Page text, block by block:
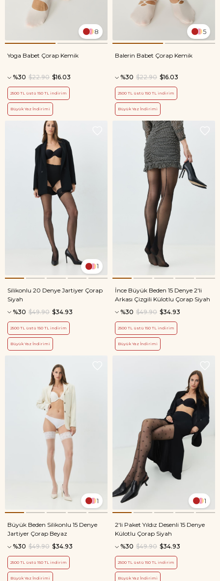
8
Yoga Babet Çorap Kemik
%30 $16.03
$22.90
2500 TL üstü 150 TL indirim
Büyük Yaz İndirimi
5
Balerin Babet Çorap Kemik
%30 $16.03
$22.90
2500 TL üstü 150 TL indirim
Büyük Yaz İndirimi
1
Silikonlu 20 Denye Jartiyer Çorap
Siyah
%30
$34.93
$49.90
2500 TL üstü 150 TL indirim
Büyük Yaz İndirimi
İnce Büyük Beden 15 Denye 2'li
Arkası Çizgili Külotlu Çorap Siyah
%30
$34.93
$49.90
2500 TL üstü 150 TL indirim
Büyük Yaz İndirimi
1
Büyük Beden Silikonlu 15 Denye
Jartiyer Çorap Beyaz
%30
$34.93
$49.90
2500 TL üstü 150 TL indirim
Büyük Yaz İndirimi
1
2'li Paket Yıldız Desenli 15 Denye
Külotlu Çorap Siyah
%30
$34.93
$49.90
2500 TL üstü 150 TL indirim
Büyük Yaz İndirimi